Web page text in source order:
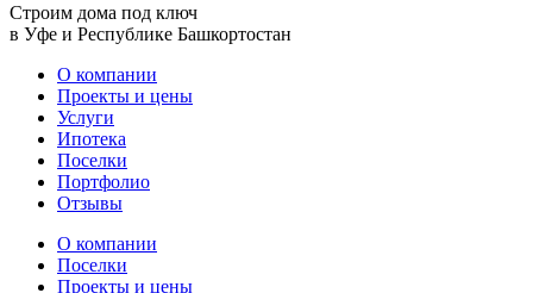
Строим дома под ключ
в Уфе и Республике Башкортостан
О компании
Проекты и цены
Услуги
Ипотека
Поселки
Портфолио
Отзывы
О компании
Поселки
Проекты и цены